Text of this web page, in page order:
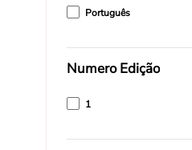
Português
Numero Edição
1